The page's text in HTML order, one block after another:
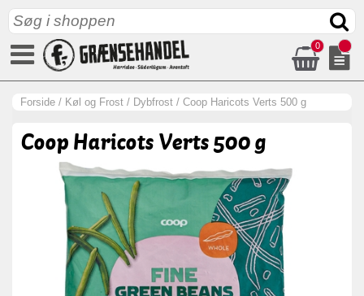
0
Forside / Køl og Frost / Dybfrost / Coop Haricots Verts 500 g
Coop Haricots Verts 500 g